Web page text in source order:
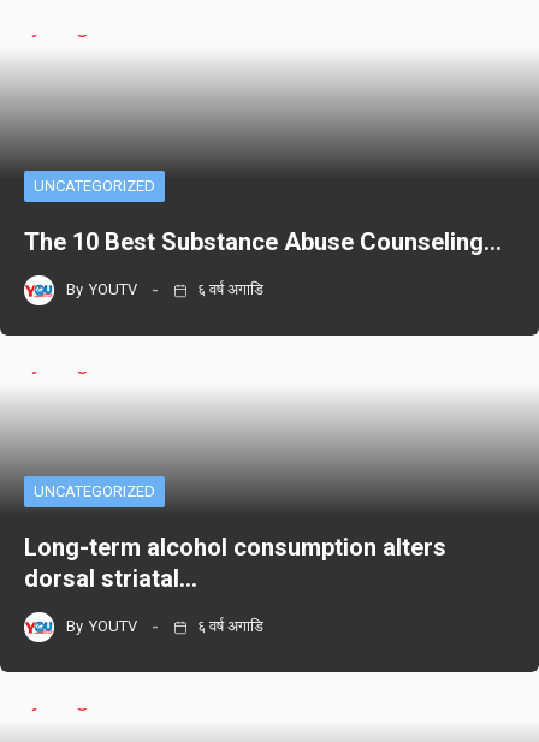
UNCATEGORIZED
The 10 Best Substance Abuse Counseling…
By YOUTV ६ वर्ष अगाडि
UNCATEGORIZED
Long-term alcohol consumption alters
dorsal striatal…
By YOUTV ६ वर्ष अगाडि